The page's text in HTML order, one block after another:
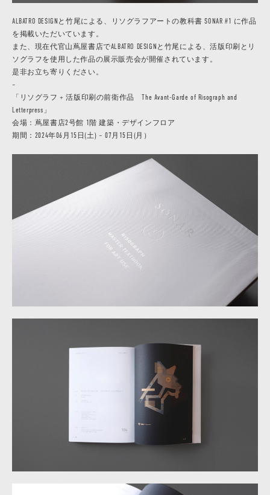
ALBATRO DESIGNと竹尾による、リソグラフアートの教科書 SONAR #1 に作品
を掲載いただいています。
また、現在代官山蔦屋書店でALBATRO DESIGNと竹尾による、活版印刷とリ
ソグラフを使用した作品の展示販売会が開催されています。
是非お立ち寄りください。
–
「リソグラフ + 活版印刷の前衛作品 The Avant-Garde of Risograph and
Letterpress」
会場：蔦屋書店2号館 1階 建築・デザインフロア
期間：2024年06月15日(土) – 07月15日(月）